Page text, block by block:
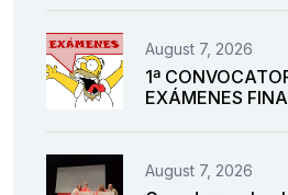
August 7, 2026
1ª
EXÁMENES
August 7, 2026